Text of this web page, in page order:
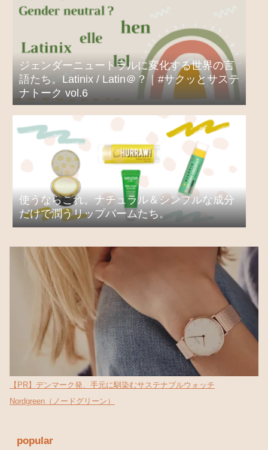
ジェンダーニュートラルに変化する世界の言
語たち。Latinix / Latin＠？｜#サクッとサステ
ナトーク vol.6
使うならこれ。ナチュラル＆シンプルな成分
だけで潤うリップバームたち。
【PR】デンマーク発、手元に馴染むサステナブルウォッチ
Nordgreen（ノードグリーン）
popular